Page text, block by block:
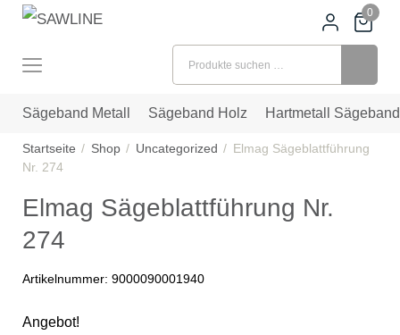
0
Sägeband Metall Sägeband Holz Hartmetall Sägeband
Startseite Shop Uncategorized
Elmag Sägeblattführung
Nr. 274
Elmag Sägeblattführung Nr.
274
Artikelnummer: 9000090001940
Angebot!